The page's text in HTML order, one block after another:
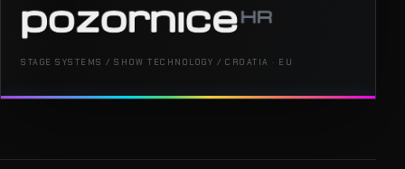
STAGE SYSTEMS / SHOW TECHNOLOGY / CROATIA · EU